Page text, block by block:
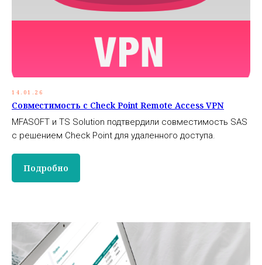
14.01.26
Совместимость с Check Point Remote Access VPN
MFASOFT и TS Solution подтвердили совместимость SAS
с решением Check Point для удаленного доступа.
Подробно